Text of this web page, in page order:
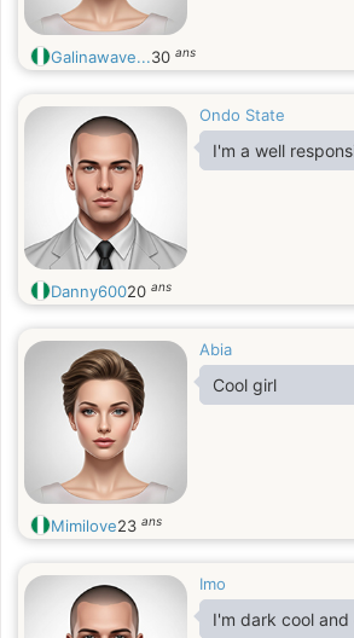
Galinawave...30 ans
Ondo State
I'm a well
Danny60020 ans
Abia
Cool girl
Mimilove23 ans
Imo
I'm dark